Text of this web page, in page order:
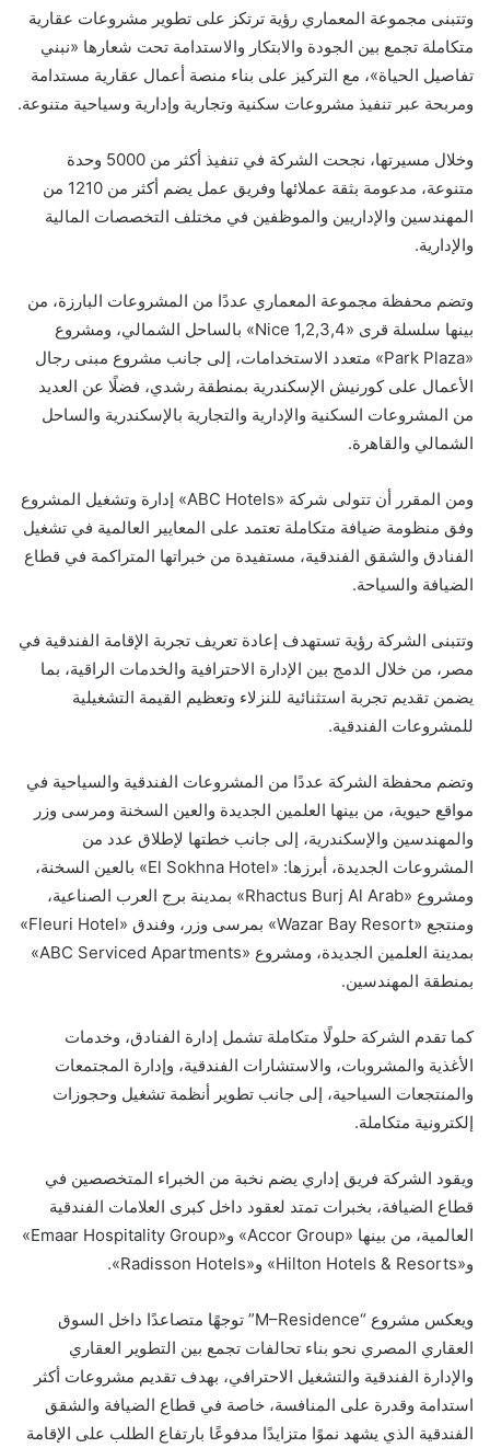
وتتبنى مجموعة المعماري رؤية ترتكز على تطوير مشروعات عقارية
متكاملة تجمع بين الجودة والابتكار والاستدامة تحت شعارها «نبني
تفاصيل الحياة»، مع التركيز على بناء منصة أعمال عقارية مستدامة
ومربحة عبر تنفيذ مشروعات سكنية وتجارية وإدارية وسياحية متنوعة.
وخلال مسيرتها، نجحت الشركة في تنفيذ أكثر من 5000 وحدة
متنوعة، مدعومة بثقة عملائها وفريق عمل يضم أكثر من 1210 من
المهندسين والإداريين والموظفين في مختلف التخصصات المالية
والإدارية.
وتضم محفظة مجموعة المعماري عددًا من المشروعات البارزة، من
بينها سلسلة قرى «Nice 1,2,3,4» بالساحل الشمالي، ومشروع
«Park Plaza» متعدد الاستخدامات، إلى جانب مشروع مبنى رجال
الأعمال على كورنيش الإسكندرية بمنطقة رشدي، فضلًا عن العديد
من المشروعات السكنية والإدارية والتجارية بالإسكندرية والساحل
الشمالي والقاهرة.
ومن المقرر أن تتولى شركة «ABC Hotels» إدارة وتشغيل المشروع
وفق منظومة ضيافة متكاملة تعتمد على المعايير العالمية في تشغيل
الفنادق والشقق الفندقية، مستفيدة من خبراتها المتراكمة في قطاع
الضيافة والسياحة.
وتتبنى الشركة رؤية تستهدف إعادة تعريف تجربة الإقامة الفندقية في
مصر، من خلال الدمج بين الإدارة الاحترافية والخدمات الراقية، بما
يضمن تقديم تجربة استثنائية للنزلاء وتعظيم القيمة التشغيلية
للمشروعات الفندقية.
وتضم محفظة الشركة عددًا من المشروعات الفندقية والسياحية في
مواقع حيوية، من بينها العلمين الجديدة والعين السخنة ومرسى وزر
والمهندسين والإسكندرية، إلى جانب خطتها لإطلاق عدد من
المشروعات الجديدة، أبرزها: «El Sokhna Hotel» بالعين السخنة،
ومشروع «Rhactus Burj Al Arab» بمدينة برج العرب الصناعية،
ومنتجع «Wazar Bay Resort» بمرسى وزر، وفندق «Fleuri Hotel»
بمدينة العلمين الجديدة، ومشروع «ABC Serviced Apartments»
بمنطقة المهندسين.
كما تقدم الشركة حلولًا متكاملة تشمل إدارة الفنادق، وخدمات
الأغذية والمشروبات، والاستشارات الفندقية، وإدارة المجتمعات
والمنتجعات السياحية، إلى جانب تطوير أنظمة تشغيل وحجوزات
إلكترونية متكاملة.
ويقود الشركة فريق إداري يضم نخبة من الخبراء المتخصصين في
قطاع الضيافة، بخبرات تمتد لعقود داخل كبرى العلامات الفندقية
العالمية، من بينها «Accor Group» و«Emaar Hospitality Group»
و«Hilton Hotels & Resorts» و«Radisson Hotels».
ويعكس مشروع “M–Residence” توجهًا متصاعدًا داخل السوق
العقاري المصري نحو بناء تحالفات تجمع بين التطوير العقاري
والإدارة الفندقية والتشغيل الاحترافي، بهدف تقديم مشروعات أكثر
استدامة وقدرة على المنافسة، خاصة في قطاع الضيافة والشقق
الفندقية الذي يشهد نموًا متزايدًا مدفوعًا بارتفاع الطلب على الإقامة